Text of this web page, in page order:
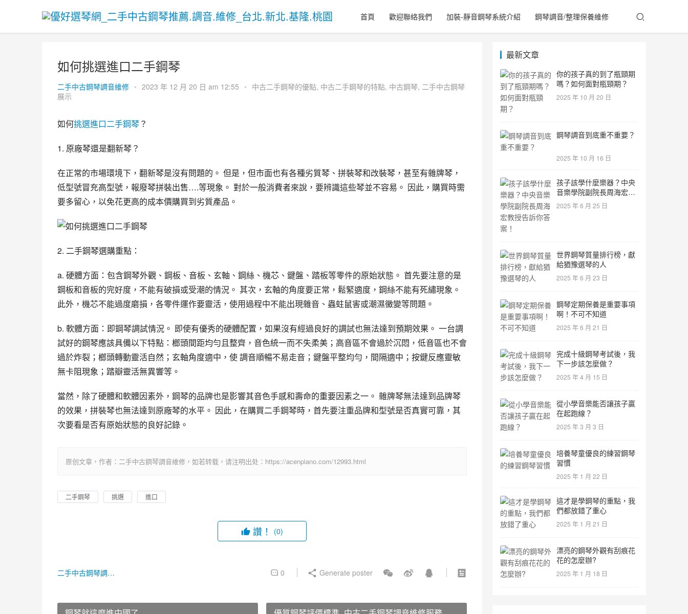
首頁 歡迎聯絡我們 加裝-靜音鋼琴系統介紹 鋼琴調音/整理保養維修
如何挑選進口二手鋼琴
二手中古鋼琴調音維修 • 2023 年 12 月 20 日 am 12:55 • 中古二手鋼琴的優點, 中古二手鋼琴的特點, 中古鋼琴, 二手中古鋼琴
展示
如何挑選進口二手鋼琴？
1. 原廠琴還是翻新琴？
在正常的市場環境下，翻新琴是沒有問題的。 但是，但市面也有各種劣質琴、拼裝琴和改裝琴，甚至有雜牌琴，
低型號冒充高型號，報廢琴拼裝出售….等現象。 對於一般消費者來說，要辨識這些琴並不容易。 因此，購買時需
要多留心，以免花更高的成本價購買到劣質產品。
2. 二手鋼琴選購重點：
a. 硬體方面：包含鋼琴外觀、鋼板、音板、玄軸、鋼絲、機芯、鍵盤、踏板等零件的原始狀態。 首先要注意的是
鋼板和音板的完好度，不能有破損或受潮的情況。 其次，玄軸的角度要正常，鬆緊適度，鋼絲不能有死繡現象。
此外，機芯不能過度磨損，各零件運作要靈活，使用過程中不能出現雜音、蟲蛀鼠害或潮濕黴變等問題。
b. 軟體方面：即鋼琴調試情況。 即使有優秀的硬體配置，如果沒有經過良好的調試也無法達到預期效果。 一台調
試好的鋼琴應該具備以下特點：榔頭間距均勻且整齊，音色統一而不失柔美；高音區不會過於沉悶，低音區也不會
過於炸裂；榔頭轉動靈活自然；玄軸角度適中，使 調音順暢不易走音；鍵盤平整均勻，間隔適中；按鍵反應靈敏
無卡阻現象；踏瓣靈活無異響等。
當然，除了硬體和軟體因素外，鋼琴的品牌也是影響其音色手感和壽命的重要因素之一。 雜牌琴無法達到品牌琴
的效果，拼裝琴也無法達到原廠琴的水平。 因此，在購買二手鋼琴時，首先要注重品牌和型號是否真實可靠，其
次要看是否有原始狀態的良好記錄。
原创文章，作者：二手中古鋼琴調音維修，如若转载，请注明出处：https://acenpiano.com/12993.html
二手鋼琴 挑選 進口
讚！ (0)
二手中古鋼琴調音維修 0 Generate poster
最新文章
你的孩子真的到了瓶頸期
嗎？如何面對瓶頸期？
2025 年 10 月 20 日
鋼琴調音到底重不重要？
2025 年 10 月 16 日
孩子該學什麼樂器？中央
音樂學院副院長周海宏教
授告訴你答案！
2025 年 6 月 25 日
世界鋼琴質量排行榜，獻
給猶豫選琴的人
2025 年 6 月 23 日
鋼琴定期保養是重要事項
啊！不可不知道
2025 年 6 月 21 日
完成十級鋼琴考試後，我
下一步該怎麼做？
2025 年 4 月 15 日
從小學音樂能否讓孩子贏
在起跑線？
2025 年 3 月 3 日
培養琴童優良的練習鋼琴
習慣
2025 年 1 月 22 日
這才是學鋼琴的重點，我
們都放錯了重心
2025 年 1 月 21 日
漂亮的鋼琴外觀有刮痕花
花的怎麼辦?
2025 年 1 月 18 日